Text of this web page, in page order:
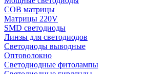
COB матрицы
Матрицы 220V
SMD светодиоды
Линзы для светодиодов
Светодиоды выводные
Оптоволокно
Светодиодные фитолампы